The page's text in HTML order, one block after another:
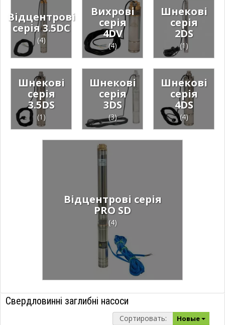
Відцентрові
серія 3.5DC
(4)
Вихрові
серія
4DV
(4)
Шнекові
серія
2DS
(1)
Шнекові
серія
3.5DS
(1)
Шнекові
серія
3DS
(3)
Шнекові
серія
4DS
(4)
Відцентрові серія
PRO SD
(4)
Свердловинні заглибні насоси
Сортировать: Новые